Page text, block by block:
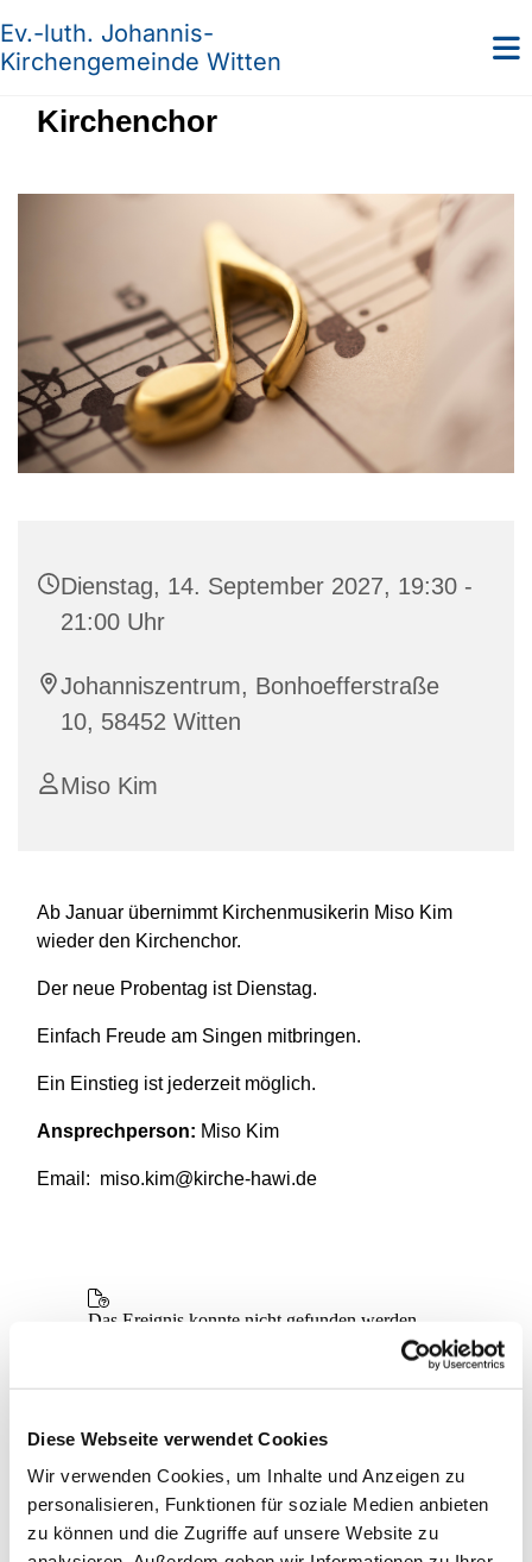
Diese Webseite verwendet Cookies
Wir verwenden Cookies, um Inhalte und Anzeigen zu
personalisieren, Funktionen für soziale Medien anbieten
zu können und die Zugriffe auf unsere Website zu
Ev.-luth. Johannis-
Kirchengemeinde Witten
Kirchenchor
Dienstag, 14. September 2027, 19:30 -
21:00 Uhr
Johanniszentrum, Bonhoefferstraße
10, 58452 Witten
Miso Kim
Ab Januar übernimmt Kirchenmusikerin Miso Kim
wieder den Kirchenchor.
Der neue Probentag ist Dienstag.
Einfach Freude am Singen mitbringen.
Ein Einstieg ist jederzeit möglich.
Ansprechperson: Miso Kim
Email: miso.kim@kirche-hawi.de